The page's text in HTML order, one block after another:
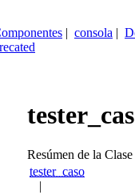
| consola |
Resúmen de la Clase
tester_caso
|